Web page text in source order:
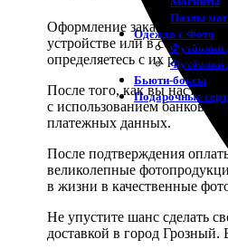
Пазлы
Одежда с Фото
Футболки
Футболки
Бьюти-боксы
Подарочные
Оформление заказа на
устройстве или в
определяетесь с их
После того, как вы
с использованием
платежных данных.
После подтверждения
великолепные
в жизни в качественные
Не упустите шанс сделать
доставкой в город